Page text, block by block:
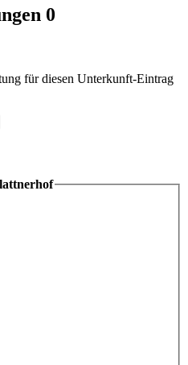
0
für diesen Unterkunft-Eintrag